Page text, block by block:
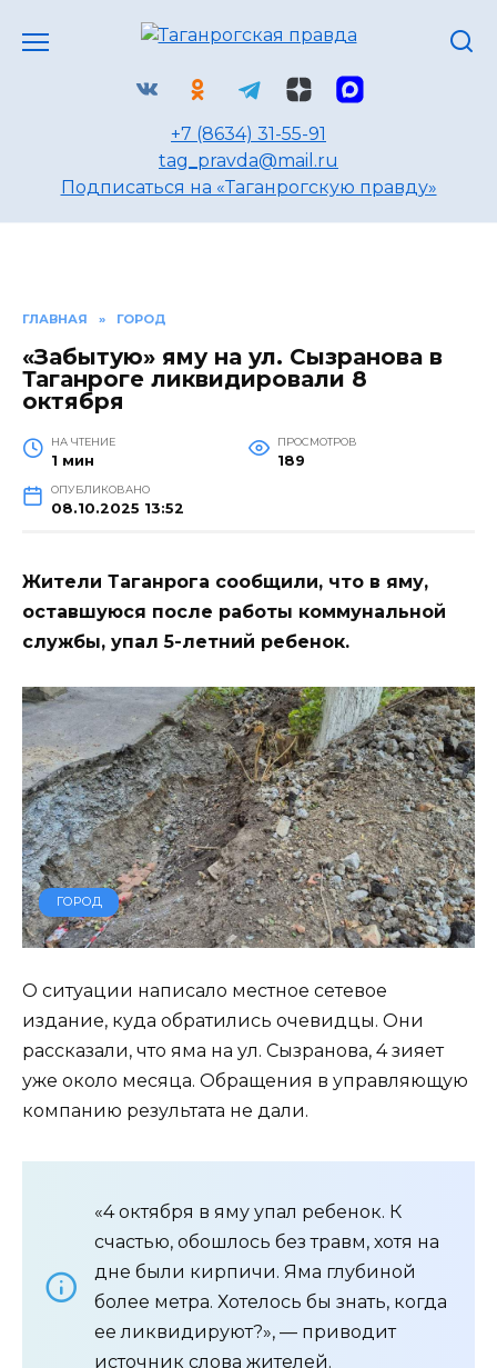
+7 (8634) 31-55-91
tag_pravda@mail.ru
Подписаться на «Таганрогскую правду»
ГЛАВНАЯ » ГОРОД
«Забытую» яму на ул. Сызранова в
Таганроге ликвидировали 8
октября
НА ЧТЕНИЕ
1 мин
ПРОСМОТРОВ
189
ОПУБЛИКОВАНО
08.10.2025 13:52
Жители Таганрога сообщили, что в яму,
оставшуюся после работы коммунальной
службы, упал 5-летний ребенок.
ГОРОД
О ситуации написало местное сетевое
издание, куда обратились очевидцы. Они
рассказали, что яма на ул. Сызранова, 4 зияет
уже около месяца. Обращения в управляющую
компанию результата не дали.
«4 октября в яму упал ребенок. К
счастью, обошлось без травм, хотя на
дне были кирпичи. Яма глубиной
более метра. Хотелось бы знать, когда
ее ликвидируют?», — приводит
источник слова жителей.